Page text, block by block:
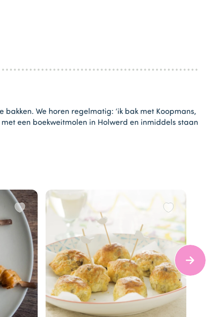
We horen regelmatig: ‘ik bak met Koopmans,
een boekweitmolen in Holwerd en inmiddels staan